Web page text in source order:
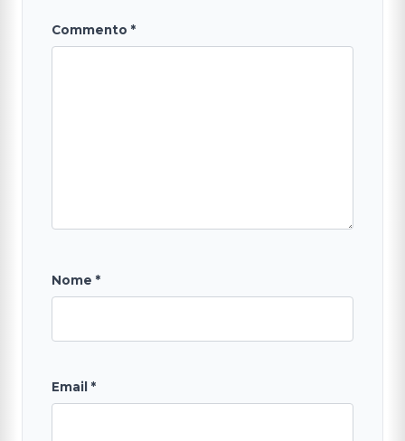
Commento *
Nome *
Email *